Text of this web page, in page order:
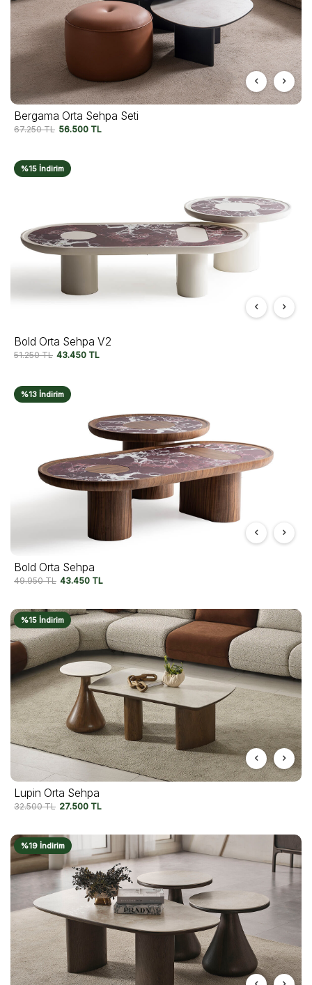
Bergama Orta Sehpa Seti
67.250TL 56.500 TL
%15 İndirim
Bold Orta Sehpa V2
51.250TL 43.450 TL
%13 İndirim
Bold Orta Sehpa
49.950TL 43.450 TL
%15 İndirim
Lupin Orta Sehpa
32.500TL 27.500 TL
%19 İndirim